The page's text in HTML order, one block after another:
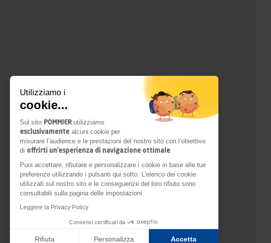
Utilizziamo i
cookie...
Sul sito POMMIER utilizziamo
esclusivamente alcuni cookie per
misurare l’audience e le prestazioni del nostro sito con l’obiettivo
di offrirti un’esperienza di navigazione ottimale
Puoi accettare, rifiutare e personalizzare i cookie in base alle tue
preferenze utilizzando i pulsanti qui sotto. L’elenco dei cookie
utilizzati sul nostro sito e le conseguenze del loro rifiuto sono
consultabili sulla pagina delle impostazioni.
Leggere la Privacy Policy
Consensi certificati da
Rifiuta Personalizza Accetta